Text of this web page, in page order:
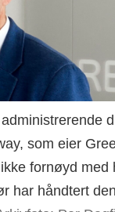
som eier
fornøyd med
har håndtert